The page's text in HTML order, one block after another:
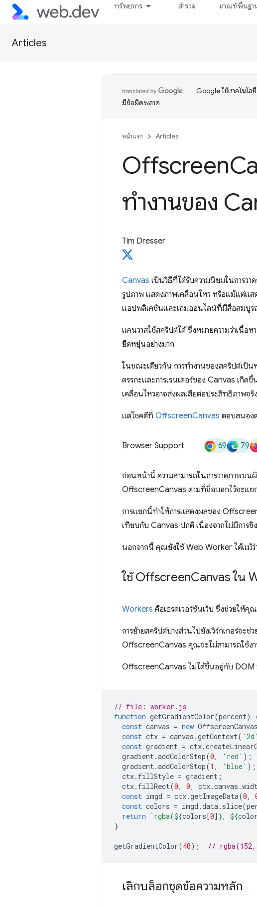
ทรัพยากร สำรวจ เกณฑ์พื้นฐา
Articles
Google ใช้เทคโนโล
มีข้อผิดพลาด
หน้าแรก Articles
Offscreen
ทำงานของ
Tim Dresser
Canvas เป็นวิธีที่ได้รับความนิยมในการว
รูปภาพ แสดงภาพเคลื่อนไหว หรือแม้แต่แส
แอปพลิเคชันและเกมออนไลน์ที่มีสื่อสมบู
แคนวาสใช้สคริปต์ได้ ซึ่งหมายความว่าเนื้อ
ยืดหยุ่นอย่างมาก
ในขณะเดียวกัน การทำงานของสคริปต์เป็น
ตรรกะและการเรนเดอร์ของ Canvas เกิด
เคลื่อนไหวอาจส่งผลเสียต่อประสิทธิภาพจ
แต่โชคดีที่ OffscreenCanvas ตอบสนอง
Browser Support 69 79
ก่อนหน้านี้ ความสามารถในการวาดภาพบน
OffscreenCanvas ตามที่ชื่อบอกไว้จะแย
การแยกนี้ทำให้การแสดงผลของ
เทียบกับ Canvas ปกติ เนื่องจากไม่มีการซิง
นอกจากนี้ คุณยังใช้ Web Worker ได้แม้ว่
ใช้ OffscreenCanvas ใน
Workers คือเธรดเวอร์ชันเว็บ ซึ่งช่วยให้คุ
การย้ายสคริปต์บางส่วนไปยังเวิร์กเกอร์จะ
OffscreenCanvas คุณจะไม่สามารถใช้ง
OffscreenCanvas ไม่ได้ขึ้นอยู่กับ DOM
// file: worker.js
function getGradientColor(percent)
const canvas = new OffscreenCanvas
const ctx = canvas .getContext( '2d'
const gradient = ctx.
gradient.addColorStop(0, 'red' );
gradient.addColorStop(1 , 'blue' );
ctx. fillStyle = gradient ;
ctx. fillRect(0, 0, ctx.canvas .
const imgd = ctx.getImageData(0,
const colors = imgd .data. slice(
return
`rgba(${colors[0] }, ${
}
getGradientColor(40); //
เลิกบล็อกชุดข้อความหลัก